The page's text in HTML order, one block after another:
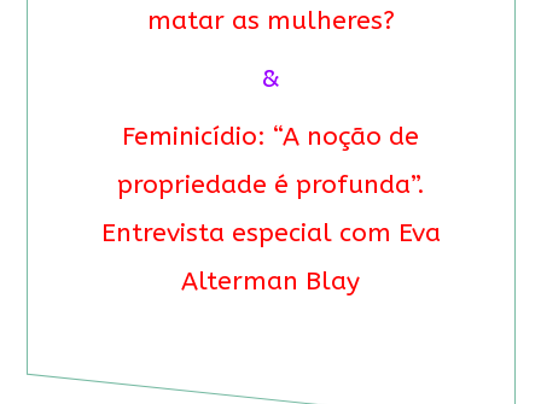
matar as mulheres?
&
Feminicídio: “A noção de
propriedade é profunda”.
Entrevista especial com Eva
Alterman Blay